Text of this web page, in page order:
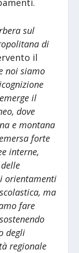
sul
di
il
noi siamo
il
dove
e montana
forte
interne,
orientamenti
ma
fare
degli
regionale